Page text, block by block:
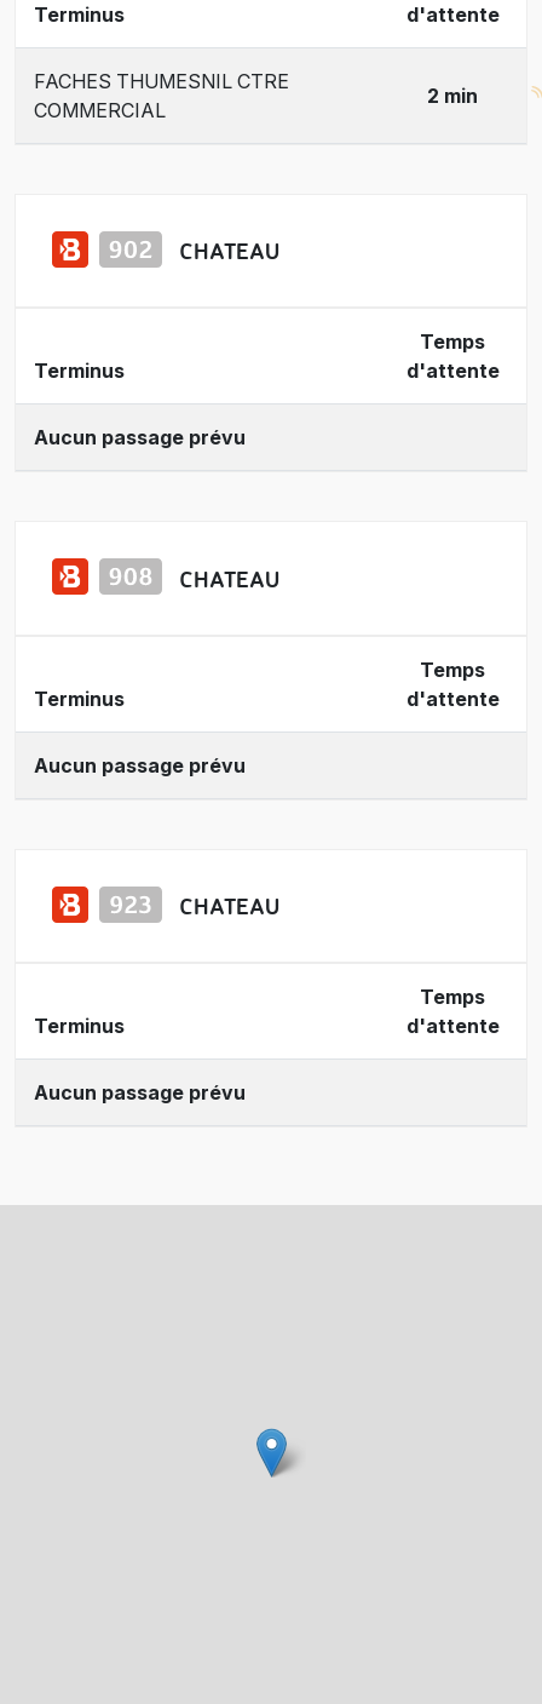
Terminus
d'attente
FACHES THUMESNIL CTRE
COMMERCIAL
2 min
CHATEAU
Terminus
Temps
d'attente
Aucun passage prévu
CHATEAU
Terminus
Temps
d'attente
Aucun passage prévu
CHATEAU
Terminus
Temps
d'attente
Aucun passage prévu